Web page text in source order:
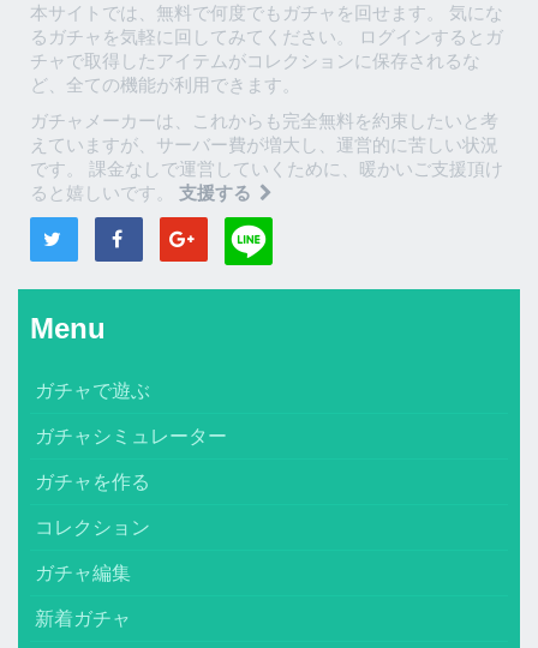
本サイトでは、無料で何度でもガチャを回せます。 気にな
るガチャを気軽に回してみてください。 ログインするとガ
チャで取得したアイテムがコレクションに保存されるな
ど、全ての機能が利用できます。
ガチャメーカーは、これからも完全無料を約束したいと考
えていますが、サーバー費が増大し、運営的に苦しい状況
です。 課金なしで運営していくために、暖かいご支援頂け
ると嬉しいです。 支援する
Menu
ガチャで遊ぶ
ガチャシミュレーター
ガチャを作る
コレクション
ガチャ編集
新着ガチャ